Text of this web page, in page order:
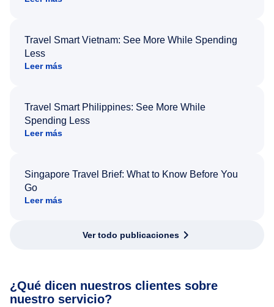
Travel Smart Vietnam: See More While Spending
Less
Leer más
Travel Smart Philippines: See More While
Spending Less
Leer más
Singapore Travel Brief: What to Know Before You
Go
Leer más
Ver todo publicaciones
¿Qué dicen nuestros clientes sobre
nuestro servicio?